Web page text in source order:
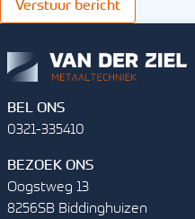
BEL ONS
0321-335410
BEZOEK ONS
Oogstweg 13
8256SB Biddinghuizen